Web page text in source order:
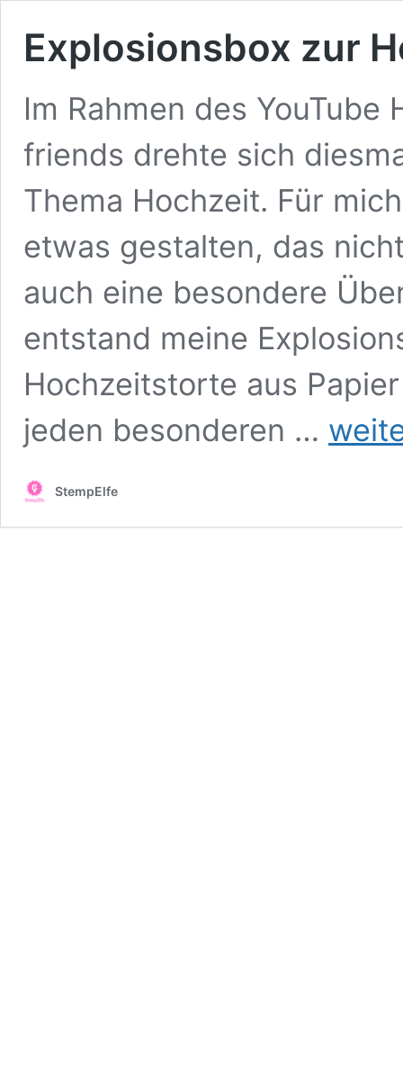
Explosionsbox zur
Im Rahmen des
friends drehte sich
Thema Hochzeit. Für
etwas gestalten, das
auch eine besondere
entstand meine
Hochzeitstorte aus
jeden besonderen …
zur
StempElfe